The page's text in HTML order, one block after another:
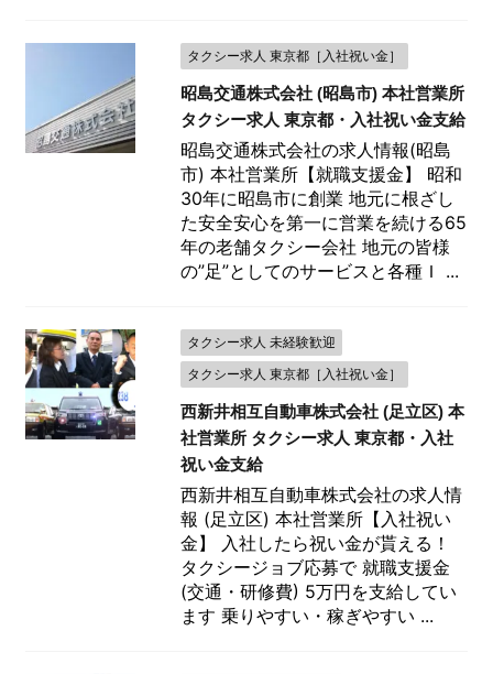
タクシー求人 東京都［入社祝い金］
昭島交通株式会社 (昭島市) 本社営業所
タクシー求人 東京都・入社祝い金支給
昭島交通株式会社の求人情報(昭島
市) 本社営業所【就職支援金】 昭和
30年に昭島市に創業 地元に根ざし
た安全安心を第一に営業を続ける65
年の老舗タクシー会社 地元の皆様
の”足”としてのサービスと各種Ｉ ...
タクシー求人 未経験歓迎
タクシー求人 東京都［入社祝い金］
西新井相互自動車株式会社 (足立区) 本
社営業所 タクシー求人 東京都・入社
祝い金支給
西新井相互自動車株式会社の求人情
報 (足立区) 本社営業所【入社祝い
金】 入社したら祝い金が貰える！
タクシージョブ応募で 就職支援金
(交通・研修費) 5万円を支給してい
ます 乗りやすい・稼ぎやすい ...